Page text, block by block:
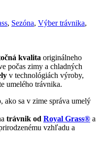
, Sezóna, Výber trávnika,
kvalita originálneho
počas zimy a chladných
v technológiách výroby,
umelého trávnika.
ako sa v zime správa umelý
trávnik od Royal Grass® a
vzhľadu a